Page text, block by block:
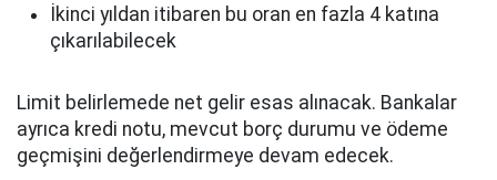
İkinci yıldan itibaren bu oran en fazla 4 katına
çıkarılabilecek
Limit belirlemede net gelir esas alınacak. Bankalar
ayrıca kredi notu, mevcut borç durumu ve ödeme
geçmişini değerlendirmeye devam edecek.